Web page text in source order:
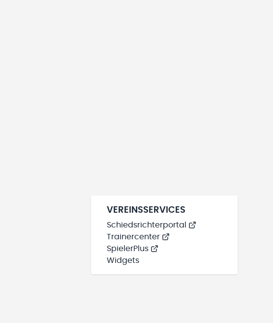
VEREINSSERVICES
Schiedsrichterportal
Trainercenter
SpielerPlus
Widgets